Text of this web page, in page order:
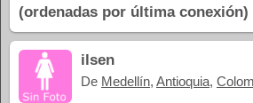
(ordenadas por última conexión)
ilsen
De Medellín, Antioquia,